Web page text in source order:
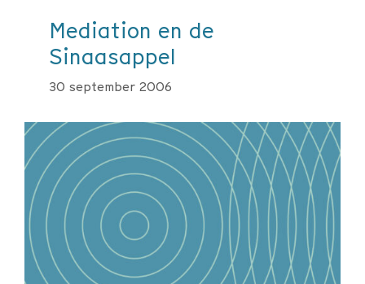
Mediation en de
Sinaasappel
30 september 2006